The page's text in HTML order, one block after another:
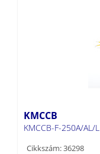
KMCCB
KMCCB-F-250A/AL/L
Cikkszám: 36298